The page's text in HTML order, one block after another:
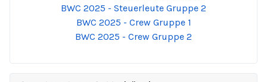
BWC 2025 - Steuerleute Gruppe 2
BWC 2025 - Crew Gruppe 1
BWC 2025 - Crew Gruppe 2